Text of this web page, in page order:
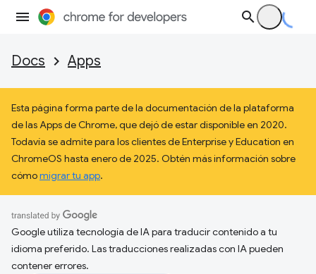
Docs Apps
Esta página forma parte de la documentación de la plataforma
de las Apps de Chrome, que dejó de estar disponible en 2020.
Todavía se admite para los clientes de Enterprise y Education en
ChromeOS hasta enero de 2025. Obtén más información sobre
cómomigrar tu app.
Google utiliza tecnología de IA para traducir contenido a tu
idioma preferido. Las traducciones realizadas con IA pueden
contener errores.